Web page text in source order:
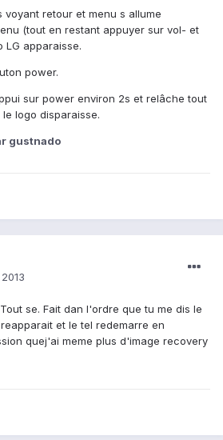
retour et menu s allume
(tout en restant appuyer sur vol- et
LG apparaisse.
power.
sur power environ 2s et relâche tout
logo disparaisse.
gustnado
se. Fait dan l'ordre que tu me dis le
et le tel redemarre en
quej'ai meme plus d'image recovery